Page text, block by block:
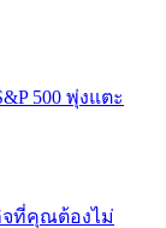
500 พุ่งแตะ
จที่คุณต้องไม่